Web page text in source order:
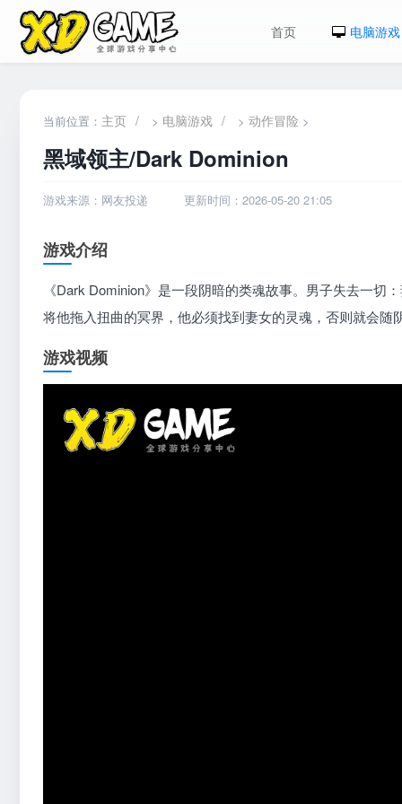
首页 电脑游戏
当前位置： 主页 / > 电脑游戏 / > 动作冒险 >
黑域领主/Dark Dominion
游戏来源：网友投递 更新时间：2026-05-20 21:05
游戏介绍
《Dark Dominion》是一段阴暗的类魂故事。男子失去一
将他拖入扭曲的冥界，他必须找到妻女的灵魂，否则就会随
游戏视频